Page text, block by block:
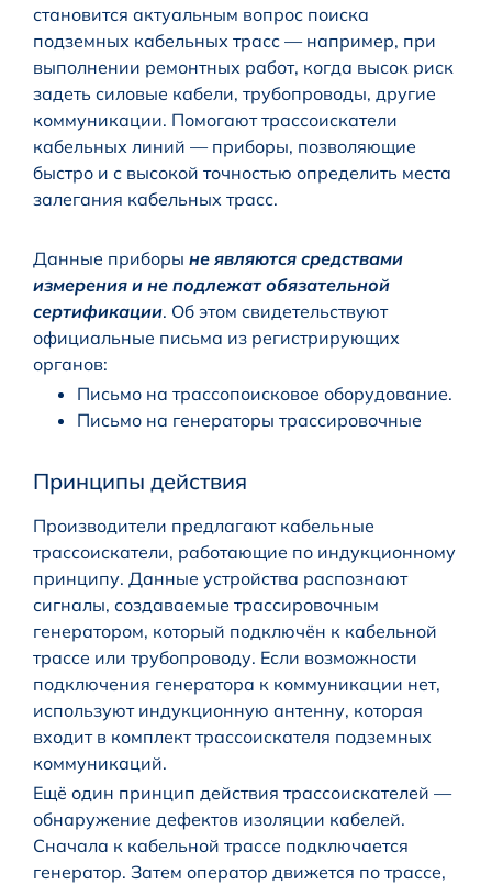
становится актуальным вопрос поиска
подземных кабельных трасс — например, при
выполнении ремонтных работ, когда высок риск
задеть силовые кабели, трубопроводы, другие
коммуникации. Помогают трассоискатели
кабельных линий — приборы, позволяющие
быстро и с высокой точностью определить места
залегания кабельных трасс.
Данные приборы не являются средствами
измерения и не подлежат обязательной
сертификации. Об этом свидетельствуют
официальные письма из регистрирующих
органов:
Письмо на трассопоисковое оборудование.
Письмо на генераторы трассировочные
Принципы действия
Производители предлагают кабельные
трассоискатели, работающие по индукционному
принципу. Данные устройства распознают
сигналы, создаваемые трассировочным
генератором, который подключён к кабельной
трассе или трубопроводу. Если возможности
подключения генератора к коммуникации нет,
используют индукционную антенну, которая
входит в комплект трассоискателя подземных
коммуникаций.
Ещё один принцип действия трассоискателей —
обнаружение дефектов изоляции кабелей.
Сначала к кабельной трассе подключается
генератор. Затем оператор движется по трассе,